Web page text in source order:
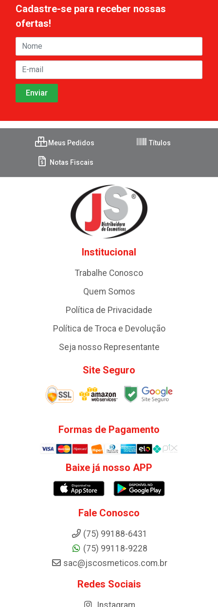
Cadastre-se para receber nossas
ofertas!
Meus Pedidos Títulos
Notas Fiscais
Institucional
Trabalhe Conosco
Quem Somos
Política de Privacidade
Política de Troca e Devolução
Seja nosso Representante
Site Seguro
Formas de Pagamento
Baixe já nosso APP
Fale Conosco
(75) 99188-6431
(75) 99118-9228
sac@jscosmeticos.com.br
Redes Sociais
Instagram